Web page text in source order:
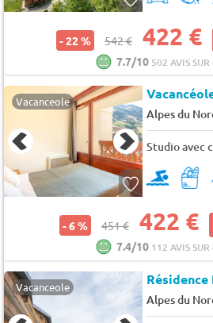
- 22 % 542 € 422 €
7.7/10 502 AVIS SUR
Vacanceole
Alpes du
Studio avec
- 6 % 451 € 422 €
7.4/10 112 AVIS SUR
Vacanceole
Alpes du